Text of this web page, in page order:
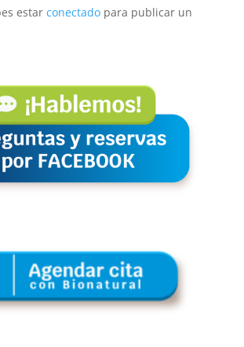
estar conectadopara publicar un